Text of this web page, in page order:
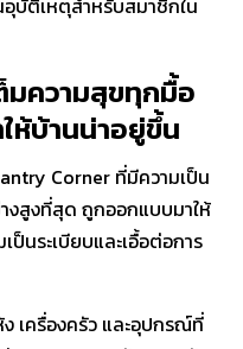
บัติเหตุสำหรับสมาชิกใน
มความสุขทุกมื้อ
ห้บ้านน่าอยู่ขึ้น
Corner ที่มีความเป็น
างสูงที่สุด ถูกออกแบบมาให้
นระเบียบและเอื้อต่อการ
เครื่องครัว และอุปกรณ์ที่